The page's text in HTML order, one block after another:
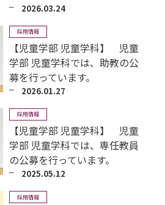
2026.03.24
採用情報
【児童学部 児童学科】 児童
学部 児童学科では、助教の公
募を行っています。
2026.01.27
採用情報
【児童学部 児童学科】 児童
学部 児童学科では、専任教員
の公募を行っています。
2025.05.12
採用情報